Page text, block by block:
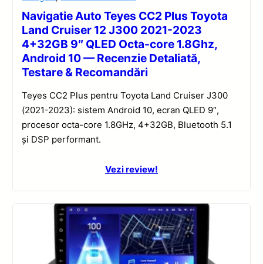
Navigatie Auto Teyes CC2 Plus Toyota
Land Cruiser 12 J300 2021-2023
4+32GB 9″ QLED Octa-core 1.8Ghz,
Android 10 — Recenzie Detaliată,
Testare & Recomandări
Teyes CC2 Plus pentru Toyota Land Cruiser J300
(2021-2023): sistem Android 10, ecran QLED 9″,
procesor octa-core 1.8GHz, 4+32GB, Bluetooth 5.1
și DSP performant.
Vezi review!